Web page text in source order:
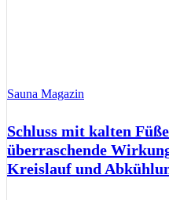
Sauna Magazin
Schluss mit kalten
überraschende
Kreislauf und